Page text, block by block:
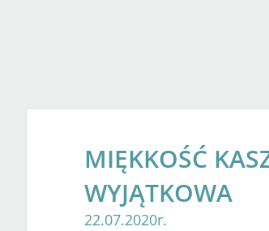
MIĘKKOŚĆ
WYJĄTKOWA
22.07.2020r.